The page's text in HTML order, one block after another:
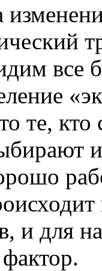
все
те, кто
и для